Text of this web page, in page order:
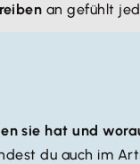
an gefühlt
sie hat und
du auch im